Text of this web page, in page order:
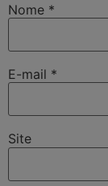
Nome *
E-mail *
Site